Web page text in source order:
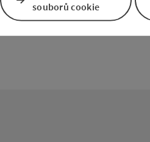
souborů cookie